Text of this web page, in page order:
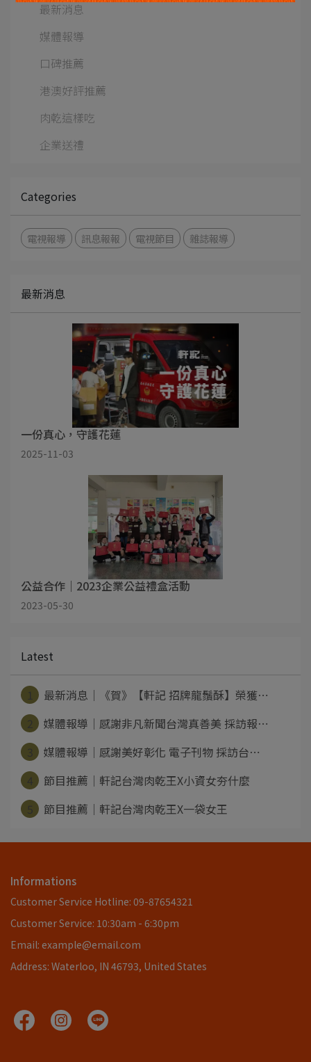
最新消息
媒體報導
口碑推薦
港澳好評推薦
肉乾這樣吃
企業送禮
Categories
電視報導 訊息報報 電視節目 雜誌報導
最新消息
一份真心，守護花蓮
2025-11-03
公益合作｜2023企業公益禮盒活動
2023-05-30
Latest
最新消息｜《賀》【軒記 招牌龍鬚酥】榮獲⋯
媒體報導｜感謝非凡新聞台灣真善美 採訪報⋯
媒體報導｜感謝美好彰化 電子刊物 採訪台⋯
節目推薦｜軒記台灣肉乾王X小資女夯什麼
節目推薦｜軒記台灣肉乾王X一袋女王
Informations
Customer Service Hotline: 09-87654321
Customer Service: 10:30am - 6:30pm
Email: example@email.com
Address: Waterloo, IN 46793, United States